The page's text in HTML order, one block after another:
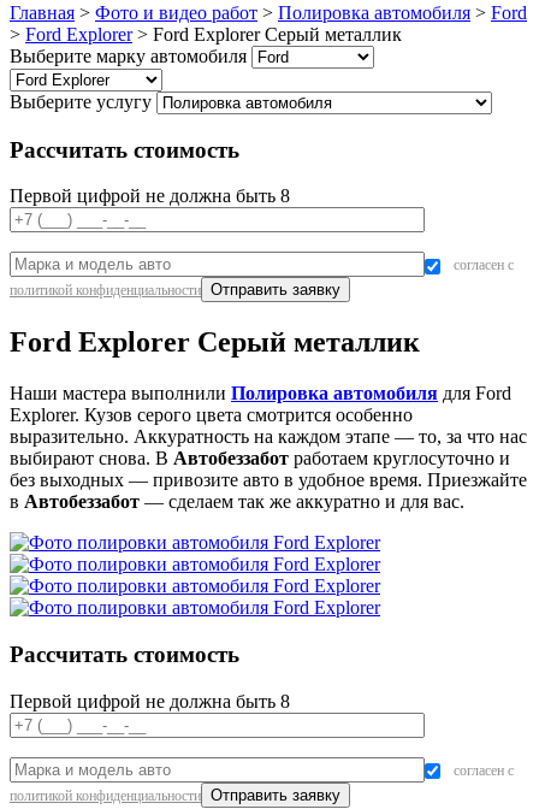
Главная > Фото и видео работ > Полировка автомобиля > Ford
> Ford Explorer > Ford Explorer Серый металлик
Выберите марку автомобиля
Выберите услугу
Рассчитать стоимость
Первой цифрой не должна быть 8
согласен с
политикой конфиденциальности
Ford Explorer Серый металлик
Наши мастера выполнили Полировка автомобиля для Ford
Explorer. Кузов серого цвета смотрится особенно
выразительно. Аккуратность на каждом этапе — то, за что нас
выбирают снова. В Автобеззабот работаем круглосуточно и
без выходных — привозите авто в удобное время. Приезжайте
в Автобеззабот — сделаем так же аккуратно и для вас.
Рассчитать стоимость
Первой цифрой не должна быть 8
согласен с
политикой конфиденциальности